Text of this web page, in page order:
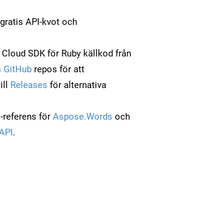
API-kvot och
SDK för Ruby källkod från
GitHub repos för att
Releases för alternativa
referens för Aspose.Words och
.